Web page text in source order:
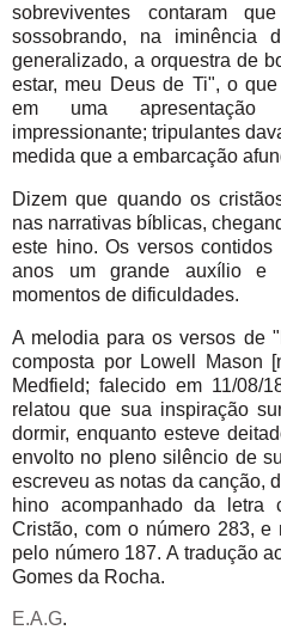
sobreviventes contaram
sossobrando, na iminência
generalizado, a orquestra de
estar, meu Deus de Ti", o
em uma apresentação
impressionante; tripulantes
medida que a embarcação
Dizem que quando os
nas narrativas bíblicas,
este hino. Os versos
anos um grande auxílio e
momentos de dificuldades.
A melodia para os versos de
composta por Lowell Mason
Medfield; falecido em 11/08/
relatou que sua inspiração
dormir, enquanto esteve
envolto no pleno silêncio de
escreveu as notas da canção,
hino acompanhado da letra
Cristão, com o número 283,
pelo número 187. A tradução
Gomes da Rocha.
E.A.G.